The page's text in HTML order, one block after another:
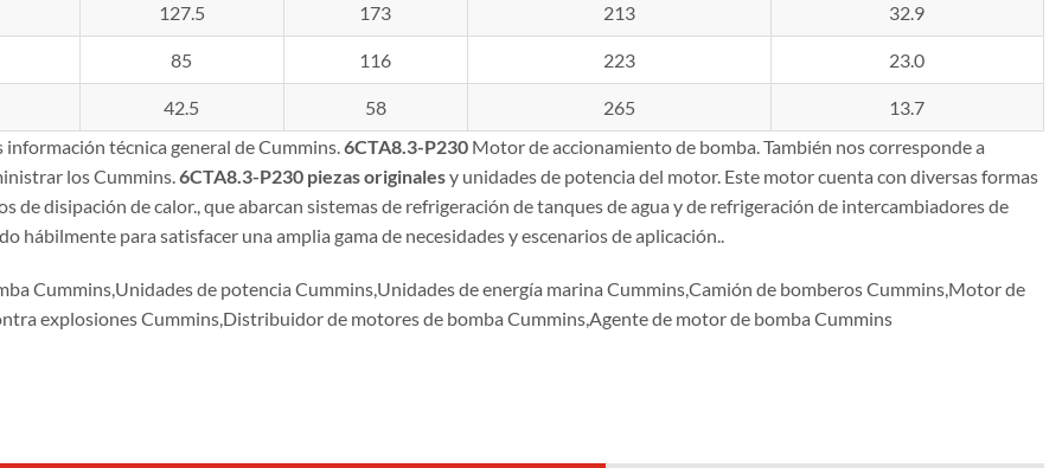
127.5 173 213 32.9
85 116 223 23.0
42.5 58 265
13.7
información técnica general de Cummins.6CTA8.3-P230 Motor de accionamiento de bomba. También nos corresponde a
los Cummins.6CTA8.3-P230 piezas originalesy unidades de potencia del motor. Este motor cuenta con diversas formas
de disipación de calor., que abarcan sistemas de refrigeración de tanques de agua y de refrigeración de intercambiadores de
hábilmente para satisfacer una amplia gama de necesidades y escenarios de aplicación..
Cummins,Unidades de potencia Cummins,Unidades de energía marina Cummins,Camión de bomberos Cummins,Motor de
explosiones Cummins,Distribuidor de motores de bomba Cummins,Agente de motor de bomba Cummins